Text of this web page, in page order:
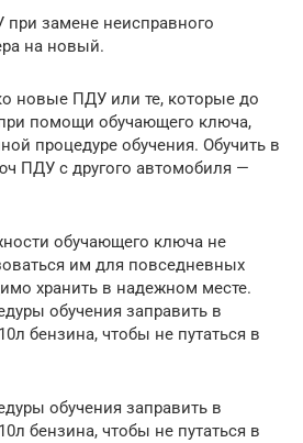
при замене неисправного
на новый.
новые ПДУ или те, которые до
помощи обучающего ключа,
процедуре обучения. Обучить в
ПДУ с другого автомобиля —
обучающего ключа не
им для повседневных
хранить в надежном месте.
обучения заправить в
бензина, чтобы не путаться в
обучения заправить в
бензина, чтобы не путаться в